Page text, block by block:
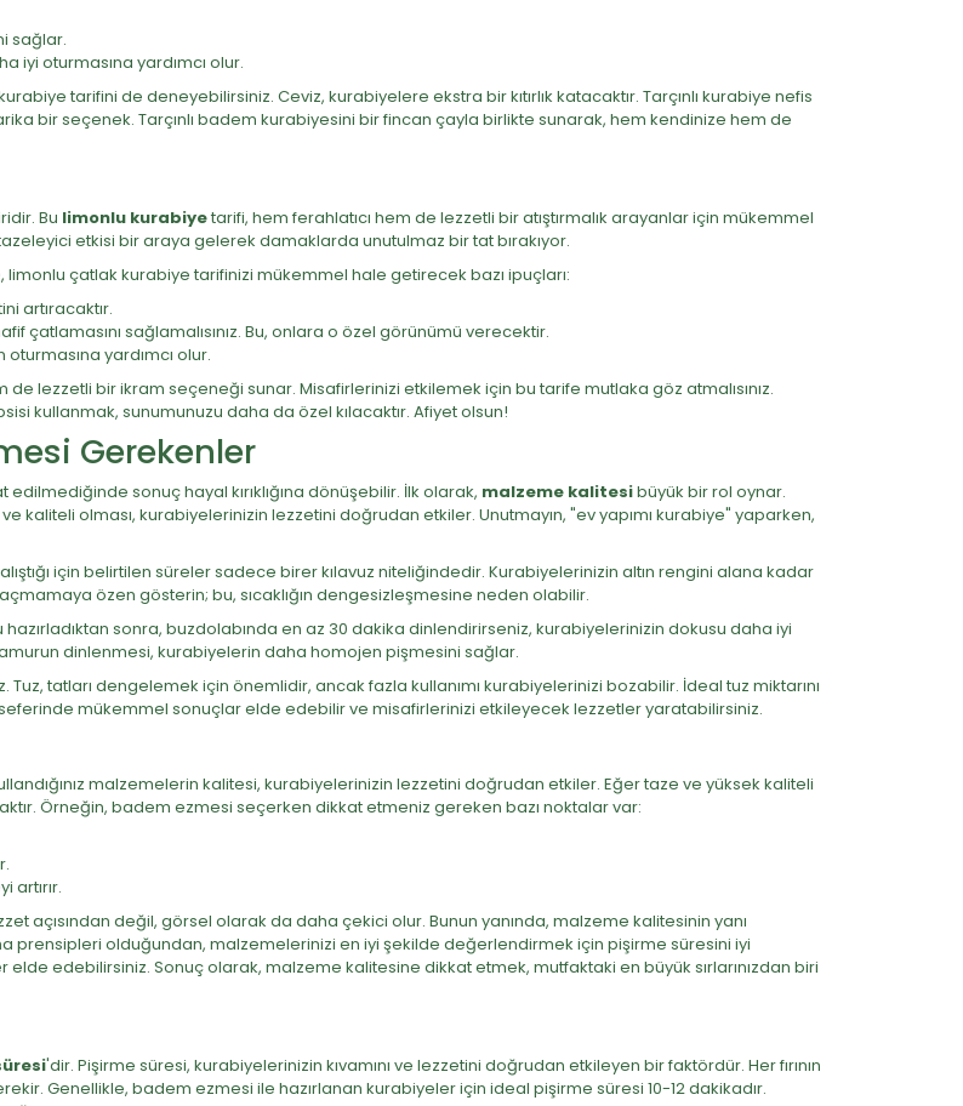
sağlar.
iyi oturmasına yardımcı olur.
tarifini de deneyebilirsiniz. Ceviz, kurabiyelere ekstra bir kıtırlık katacaktır. Tarçınlı kurabiye nefis
bir seçenek. Tarçınlı badem kurabiyesini bir fincan çayla birlikte sunarak, hem kendinize hem de
Bu limonlu kurabiyetarifi, hem ferahlatıcı hem de lezzetli bir atıştırmalık arayanlar için mükemmel
etkisi bir araya gelerek damaklarda unutulmaz bir tat bırakıyor.
çatlak kurabiye tarifinizi mükemmel hale getirecek bazı ipuçları:
artıracaktır.
çatlamasını sağlamalısınız. Bu, onlara o özel görünümü verecektir.
yardımcı olur.
de lezzetli bir ikram seçeneği sunar. Misafirlerinizi etkilemek için bu tarife mutlaka göz atmalısınız.
kullanmak, sunumunuzu daha da özel kılacaktır. Afiyet olsun!
Gerekenler
sonuç hayal kırıklığına dönüşebilir. İlk olarak, malzeme kalitesibüyük bir rol oynar.
kaliteli olması, kurabiyelerinizin lezzetini doğrudan etkiler. Unutmayın, "ev yapımı kurabiye" yaparken,
için belirtilen süreler sadece birer kılavuz niteliğindedir. Kurabiyelerinizin altın rengini alana kadar
özen gösterin; bu, sıcaklığın dengesizleşmesine neden olabilir.
hazırladıktan sonra, buzdolabında en az 30 dakika dinlendirirseniz, kurabiyelerinizin dokusu daha iyi
dinlenmesi, kurabiyelerin daha homojen pişmesini sağlar.
tatları dengelemek için önemlidir, ancak fazla kullanımı kurabiyelerinizi bozabilir. İdeal tuz miktarını
seferinde mükemmel sonuçlar elde edebilir ve misafirlerinizi etkileyecek lezzetler yaratabilirsiniz.
malzemelerin kalitesi, kurabiyelerinizin lezzetini doğrudan etkiler. Eğer taze ve yüksek kaliteli
Örneğin, badem ezmesi seçerken dikkat etmeniz gereken bazı noktalar var:
artırır.
açısından değil, görsel olarak da daha çekici olur. Bunun yanında, malzeme kalitesinin yanı
prensipleri olduğundan, malzemelerinizi en iyi şekilde değerlendirmek için pişirme süresini iyi
edebilirsiniz. Sonuç olarak, malzeme kalitesine dikkat etmek, mutfaktaki en büyük sırlarınızdan biri
'dir. Pişirme süresi, kurabiyelerinizin kıvamını ve lezzetini doğrudan etkileyen bir faktördür. Her fırının
Genellikle, badem ezmesi ile hazırlanan kurabiyeler için ideal pişirme süresi 10-12 dakikadır.